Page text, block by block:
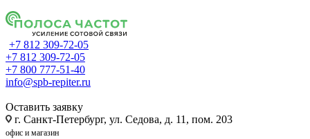
+7 812 309-72-05
+7 812 309-72-05
+7 800 777-51-40
info@spb-repiter.ru
Оставить заявку
г. Санкт-Петербург, ул. Седова, д. 11, пом. 203
офис и магазин